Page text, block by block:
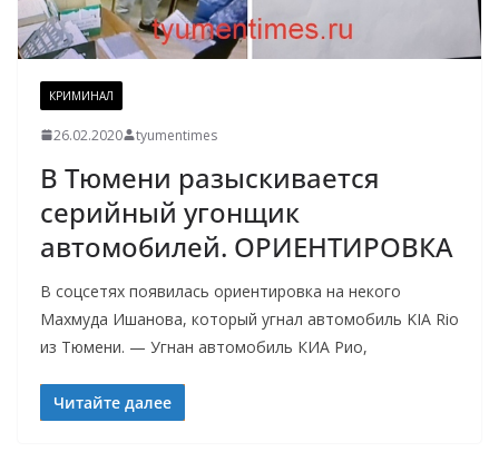
КРИМИНАЛ
26.02.2020 tyumentimes
В Тюмени разыскивается
серийный угонщик
автомобилей. ОРИЕНТИРОВКА
В соцсетях появилась ориентировка на некого
Махмуда Ишанова, который угнал автомобиль KIA Rio
из Тюмени. — Угнан автомобиль КИА Рио,
Читайте далее